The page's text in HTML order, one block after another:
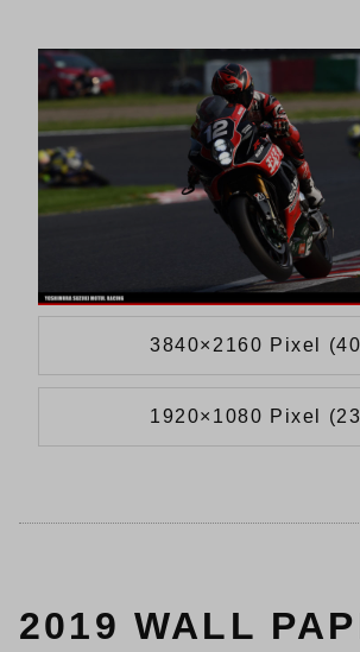
3840×2160 Pixel
1920×1080 Pixel
2019 WALL